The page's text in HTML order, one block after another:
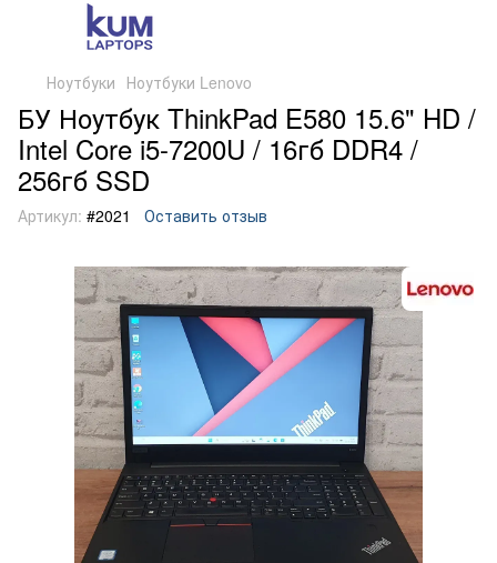
Ноутбуки Ноутбуки Lenovo
БУ Ноутбук ThinkPad E580 15.6" HD /
Intel Core i5-7200U / 16гб DDR4 /
256гб SSD
Артикул: #2021 Оставить отзыв